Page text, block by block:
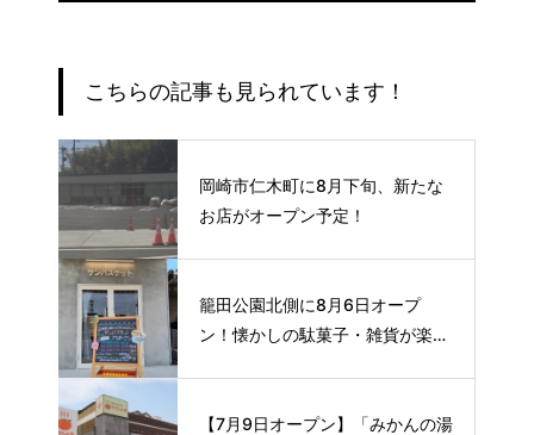
こちらの記事も見られています！
岡崎市仁木町に8月下旬、新たな
お店がオープン予定！
籠田公園北側に8月6日オープ
ン！懐かしの駄菓子・雑貨が楽し
【7月9日オープン】「みかんの湯